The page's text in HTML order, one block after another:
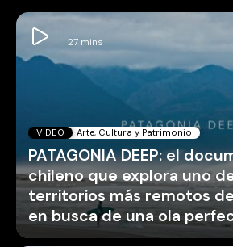
VIDEO Arte, Cultura y Patrimonio
PATAGONIA DEEP: el
chileno que explora uno
territorios más remotos
en busca de una ola